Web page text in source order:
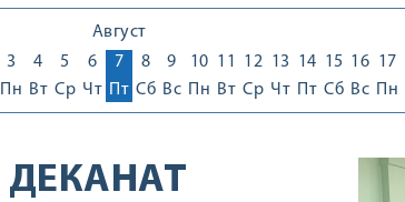
Август
3
Пн
4
Вт
5
Ср
6
Чт
7
Пт
8
Сб
9
Вс
10
Пн
11
Вт
12
Ср
13
Чт
14
Пт
15
Сб
16
Вс
17
Пн
ДЕКАНАТ